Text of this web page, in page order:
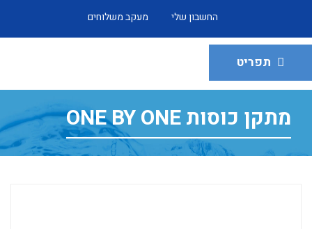
החשבון שלי מעקב משלוחים
מתקן כוסות ONE BY ONE